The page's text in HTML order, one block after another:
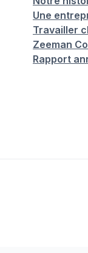
Une
Travailler
Zeeman
Rapport